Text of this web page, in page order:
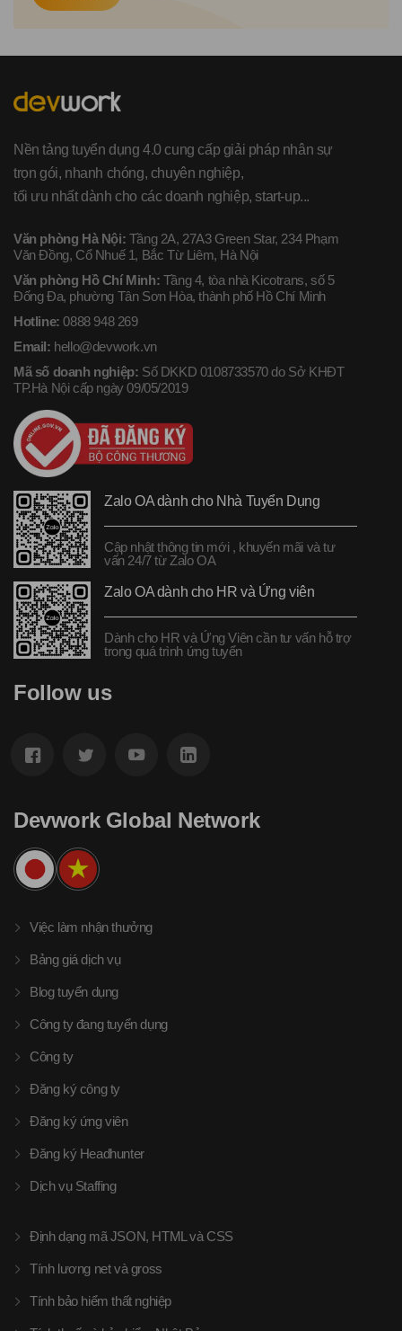
Nền tảng tuyển dụng 4.0 cung cấp giải pháp nhân sự
trọn gói, nhanh chóng, chuyên nghiệp,
tối ưu nhất dành cho các doanh nghiệp, start-up...
Văn phòng Hà Nội: Tầng 2A, 27A3 Green Star, 234 Phạm
Văn Đồng, Cổ Nhuế 1, Bắc Từ Liêm, Hà Nội
Văn phòng Hồ Chí Minh: Tầng 4, tòa nhà Kicotrans, số 5
Đống Đa, phường Tân Sơn Hòa, thành phố Hồ Chí Minh
Hotline: 0888 948 269
Email: hello@devwork.vn
Mã số doanh nghiệp: Số DKKD 0108733570 do Sở KHĐT
TP.Hà Nội cấp ngày 09/05/2019
Zalo OA dành cho Nhà Tuyển Dụng
Cập nhật thông tin mới , khuyến mãi và tư
vấn 24/7 từ Zalo OA
Zalo OA dành cho HR và Ứng viên
Dành cho HR và Ứng Viên cần tư vấn hỗ trợ
trong quá trình ứng tuyển
Follow us
Devwork Global Network
Việc làm nhận thưởng
Bảng giá dịch vụ
Blog tuyển dụng
Công ty đang tuyển dụng
Công ty
Đăng ký công ty
Đăng ký ứng viên
Đăng ký Headhunter
Dịch vụ Staffing
Định dạng mã JSON, HTML và CSS
Tính lương net và gross
Tính bảo hiểm thất nghiệp